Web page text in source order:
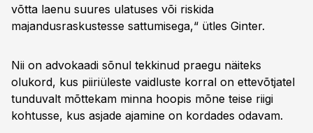
võtta laenu suures ulatuses või riskida
majandusraskustesse sattumisega,“ ütles Ginter.
Nii on advokaadi sõnul tekkinud praegu näiteks
olukord, kus piiriüleste vaidluste korral on ettevõtjatel
tunduvalt mõttekam minna hoopis mõne teise riigi
kohtusse, kus asjade ajamine on kordades odavam.